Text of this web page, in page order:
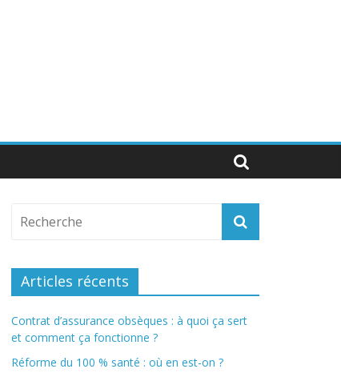
Articles récents
Contrat d’assurance obsèques : à quoi ça sert
et comment ça fonctionne ?
Réforme du 100 % santé : où en est-on ?